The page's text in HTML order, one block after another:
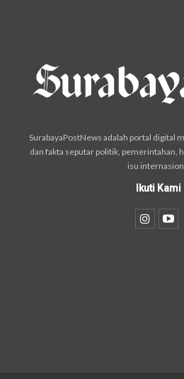
SurabayaPostNews adalah portal digital
dan fakta seputar politik, pemerintahan,
isu
Ikuti Kami